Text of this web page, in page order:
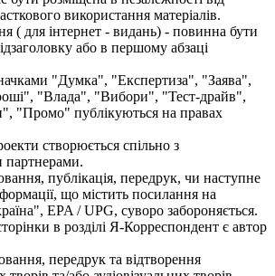
використання матеріалів.
( для інтернет - видань) - повинна бути
або в першому абзаці
"Думка", "Експертиза", "Заява",
"Влада", "Вибори", "Тест-драйв",
"Промо" публікуються на правах
створюється спільно з
партнерами.
публікація, передрук, чи наступне
що містить посилання на
EPA / UPG, суворо забороняється.
в розділі Я-Корреспондент є автор
передрук та відтворення